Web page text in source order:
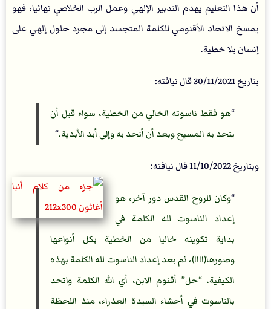
أن هذا التعليم يهدم التدبير الإلهي وعمل الرب الخلاصي نهائيا، فهو
يمسخ الاتحاد الأقنومي للكلمة المتجسد إلى مجرد حلول إلهي على
إنسان بلا خطية.
بتاريخ 30/11/2021 قال نيافته:
“هو فقط ناسوته الخالي من الخطية، سواء قبل أن
يتحد به المسيح وبعد أن أتحد به وإلى أبد الأبدية.“
وبتاريخ 11/10/2022 قال نيافته:
“وكان للروح القدس دور آخر، هو
إعداد الناسوت لله الكلمة في
بداية تكوينه خاليا من الخطية بكل أنواعها
وصورها(!!!!)، ثم بعد إعداد الناسوت لله الكلمة بهذه
الكيفية، “حل” أقنوم الابن، أي الله الكلمة واتحد
بالناسوت في أحشاء السيدة العذراء، منذ اللحظة